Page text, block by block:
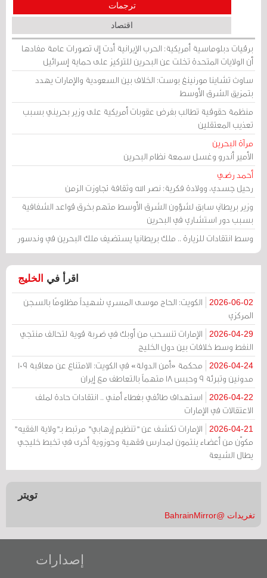
ترجمات
اقتصاد
برقيات دبلوماسية أمريكية: الحرب الإيرانية أدت إلى تصورات عامة مفادها
أن الولايات المتحدة تخلت عن البحرين للتركيز على حماية إسرائيل
ساوث تشاينا مورنينغ بوست: الخلاف بين السعودية والإمارات يهدد
بتمزيق الشرق الأوسط
منظمة حقوقية تطالب بفرض عقوبات أمريكية على وزير بحريني بسبب
تعذيب المعتقلين
مرآة البحرين
الأمير أندرو وغسل سمعة نظام البحرين
أحمد رضي
رحيل جسدي، وولادة فكرية: نصر الله وثقافة تجاوزت الزمن
وزير بريطاني سابق لشؤون الشرق الأوسط متهم بخرق قواعد الشفافية
بسبب دور استشاري في البحرين
وسط انتقادات للزيارة .. ملك بريطانيا يستضيف ملك البحرين في وندسور
اقرأ في الخليج
2026-06-02
الكويت: الحاج موسى المسري شهيداً مظلومًا بالسجن
المركزي
2026-04-29
الإمارات تنسحب من أوبك في ضربة قوية لتحالف منتجي
النفط وسط خلافات بين دول الخليج
2026-04-24
محكمة «أمن الدولة» في الكويت: الامتناع عن معاقبة 109
مدونين وتبرئة 9 وحبس 18 متهماً بالتعاطف مع إيران
2026-04-22
استهداف طائفي بغطاء أمني .. انتقادات حادة لملف
الاعتقالات في الإمارات
2026-04-21
الإمارات تكشف عن "تنظيم إرهابي" مرتبط بـ"ولاية الفقيه"
مكوّن من أعضاء ينتمون لمدارس فقهية وحوزوية أخرى في تخبط خليجي
يطال الشيعة
تويتر
تغريدات @BahrainMirror
إصدارات